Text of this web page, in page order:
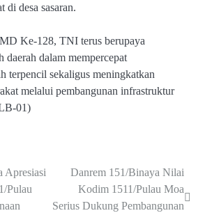
di desa sasaran.
Ke-128, TNI terus berupaya
daerah dalam mempercepat
terpencil sekaligus meningkatkan
melalui pembangunan infrastruktur
01)
Apresiasi
Pulau
Danrem 151/Binaya Nilai
Kodim 1511/Pulau Moa
Serius Dukung Pembangunan